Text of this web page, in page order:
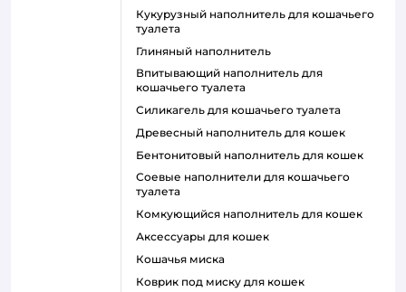
кукурузный наполнитель для кошачьего
туалета
глиняный наполнитель
впитывающий наполнитель для
кошачьего туалета
силикагель для кошачьего туалета
древесный наполнитель для кошек
бентонитовый наполнитель для кошек
соевые наполнители для кошачьего
туалета
комкующийся наполнитель для кошек
аксессуары для кошек
кошачья миска
коврик под миску для кошек